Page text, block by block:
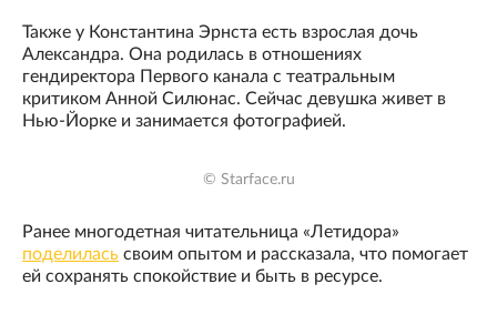
Также у Константина Эрнста есть взрослая дочь
Александра. Она родилась в отношениях
гендиректора Первого канала с театральным
критиком Анной Силюнас. Сейчас девушка живет в
Нью-Йорке и занимается фотографией.
© Starface.ru
Ранее многодетная читательница «Летидора»
поделилась своим опытом и рассказала, что помогает
ей сохранять спокойствие и быть в ресурсе.